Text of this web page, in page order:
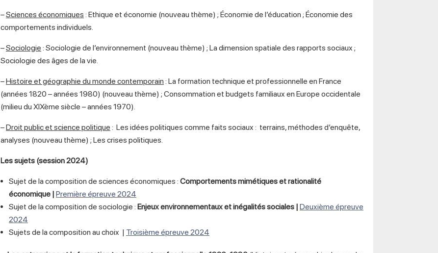
–Sciences économiques : Ethique et économie (nouveau thème) ; Économie de l’éducation ; Économie des
comportements individuels.
–Sociologie : Sociologie de l’environnement (nouveau thème) ; La dimension spatiale des rapports sociaux ;
Sociologie des âges de la vie.
–Histoire et géographie du monde contemporain : La formation technique et professionnelle en France
(années 1820 – années 1980) (nouveau thème) ; Consommation et budgets familiaux en Europe occidentale
(milieu du XIXème siècle – années 1970).
–Droit public et science politique : Les idées politiques comme faits sociaux : terrains, méthodes d’enquête,
analyses (nouveau thème) ; Les crises politiques.
Les sujets (session 2024)
Sujet de la composition de sciences économiques : Comportements mimétiques et rationalité
économique | Première épreuve 2024
Sujet de la composition de sociologie : Enjeux environnementaux et inégalités sociales | Deuxième épreuve
2024
Sujets de la composition au choix | Troisième épreuve 2024